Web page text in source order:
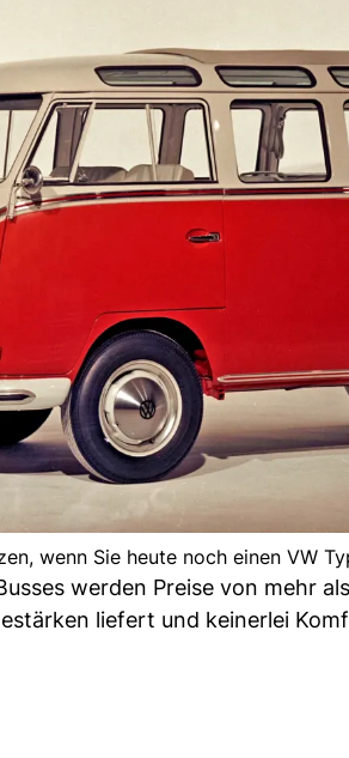
wenn Sie heute noch einen VW
werden Preise von mehr
liefert und keinerlei